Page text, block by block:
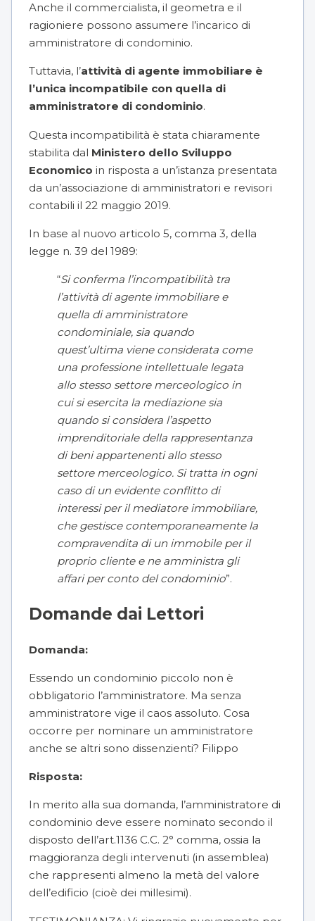
Anche il commercialista, il geometra e il
ragioniere possono assumere l’incarico di
amministratore di condominio.
Tuttavia, l’attività di agente immobiliare è
l’unica incompatibile con quella di
amministratore di condominio.
Questa incompatibilità è stata chiaramente
stabilita dal Ministero dello Sviluppo
Economico in risposta a un’istanza presentata
da un’associazione di amministratori e revisori
contabili il 22 maggio 2019.
In base al nuovo articolo 5, comma 3, della
legge n. 39 del 1989:
“Si conferma l’incompatibilità tra
l’attività di agente immobiliare e
quella di amministratore
condominiale, sia quando
quest’ultima viene considerata come
una professione intellettuale legata
allo stesso settore merceologico in
cui si esercita la mediazione sia
quando si considera l’aspetto
imprenditoriale della rappresentanza
di beni appartenenti allo stesso
settore merceologico. Si tratta in ogni
caso di un evidente conflitto di
interessi per il mediatore immobiliare,
che gestisce contemporaneamente la
compravendita di un immobile per il
proprio cliente e ne amministra gli
affari per conto del condominio”.
Domande dai Lettori
Domanda:
Essendo un condominio piccolo non è
obbligatorio l’amministratore. Ma senza
amministratore vige il caos assoluto. Cosa
occorre per nominare un amministratore
anche se altri sono dissenzienti? Filippo
Risposta:
In merito alla sua domanda, l’amministratore di
condominio deve essere nominato secondo il
disposto dell’art.1136 C.C. 2° comma, ossia la
maggioranza degli intervenuti (in assemblea)
che rappresenti almeno la metà del valore
dell’edificio (cioè dei millesimi).